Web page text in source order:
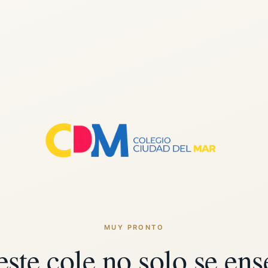
MUY PRONTO
cole no solo se